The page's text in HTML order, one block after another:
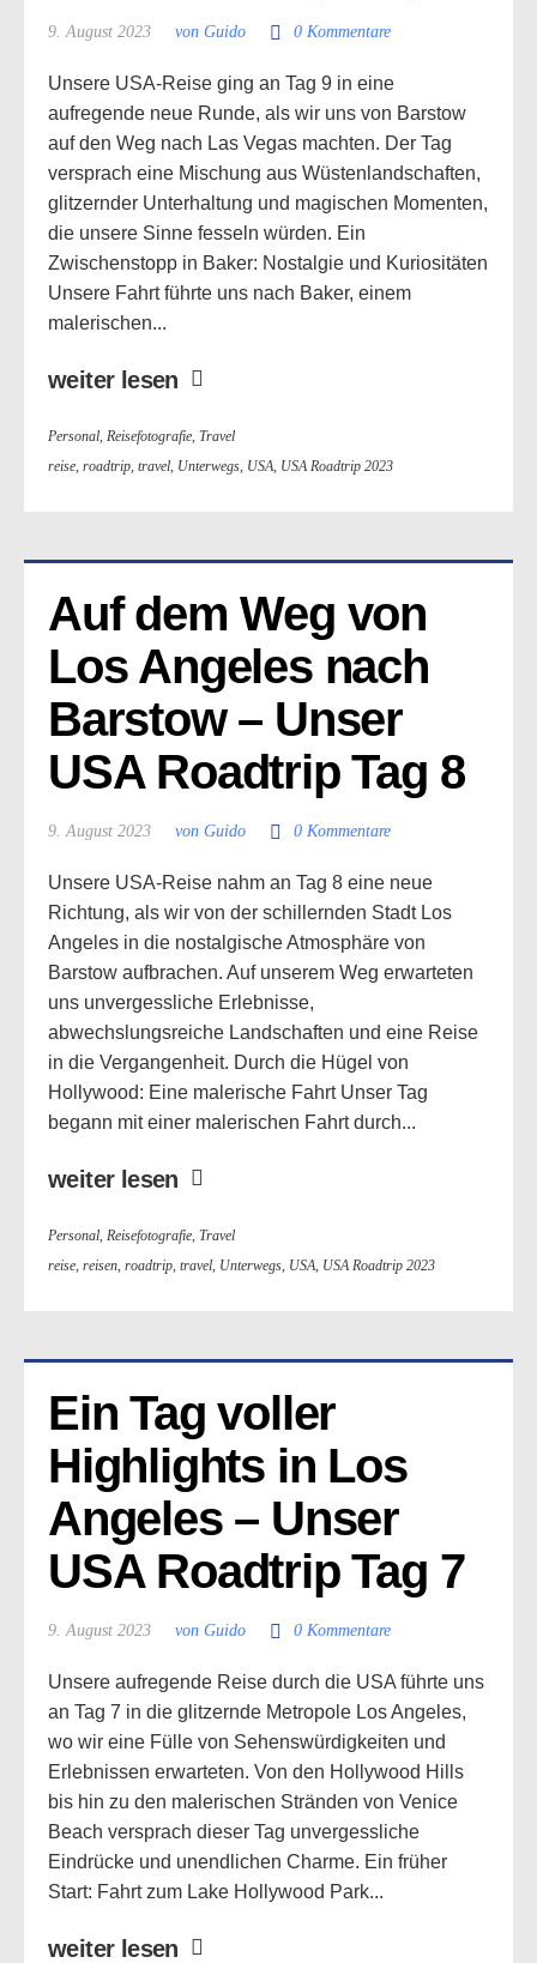
9. August 2023 von Guido 0 Kommentare
Unsere USA-Reise ging an Tag 9 in eine
aufregende neue Runde, als wir uns von Barstow
auf den Weg nach Las Vegas machten. Der Tag
versprach eine Mischung aus Wüstenlandschaften,
glitzernder Unterhaltung und magischen Momenten,
die unsere Sinne fesseln würden. Ein
Zwischenstopp in Baker: Nostalgie und Kuriositäten
Unsere Fahrt führte uns nach Baker, einem
malerischen...
weiter lesen
Personal, Reisefotografie, Travel
reise, roadtrip, travel, Unterwegs, USA, USA Roadtrip 2023
Auf dem Weg von
Los Angeles nach
Barstow – Unser
USA Roadtrip Tag 8
9. August 2023 von Guido 0 Kommentare
Unsere USA-Reise nahm an Tag 8 eine neue
Richtung, als wir von der schillernden Stadt Los
Angeles in die nostalgische Atmosphäre von
Barstow aufbrachen. Auf unserem Weg erwarteten
uns unvergessliche Erlebnisse,
abwechslungsreiche Landschaften und eine Reise
in die Vergangenheit. Durch die Hügel von
Hollywood: Eine malerische Fahrt Unser Tag
begann mit einer malerischen Fahrt durch...
weiter lesen
Personal, Reisefotografie, Travel
reise, reisen, roadtrip, travel, Unterwegs, USA, USA Roadtrip 2023
Ein Tag voller
Highlights in Los
Angeles – Unser
USA Roadtrip Tag 7
9. August 2023 von Guido 0 Kommentare
Unsere aufregende Reise durch die USA führte uns
an Tag 7 in die glitzernde Metropole Los Angeles,
wo wir eine Fülle von Sehenswürdigkeiten und
Erlebnissen erwarteten. Von den Hollywood Hills
bis hin zu den malerischen Stränden von Venice
Beach versprach dieser Tag unvergessliche
Eindrücke und unendlichen Charme. Ein früher
Start: Fahrt zum Lake Hollywood Park...
weiter lesen